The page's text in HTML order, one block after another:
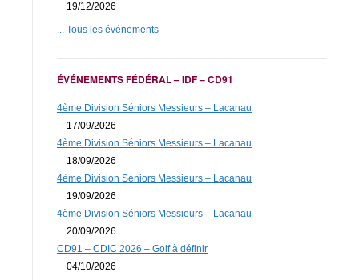
19/12/2026
... Tous les événements
ÉVÉNEMENTS FÉDÉRAL – IDF – CD91
4ème Division Séniors Messieurs – Lacanau
17/09/2026
4ème Division Séniors Messieurs – Lacanau
18/09/2026
4ème Division Séniors Messieurs – Lacanau
19/09/2026
4ème Division Séniors Messieurs – Lacanau
20/09/2026
CD91 – CDIC 2026 – Golf à définir
04/10/2026